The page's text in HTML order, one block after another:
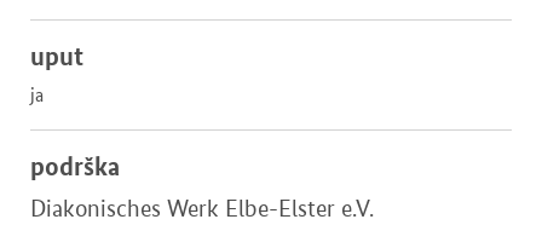
uput
ja
podrška
Diakonisches Werk Elbe-Elster e.V.